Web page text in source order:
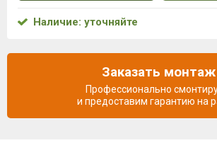
Наличие: уточняйте
Заказать монтаж
Профессионально
и предоставим гарантию на